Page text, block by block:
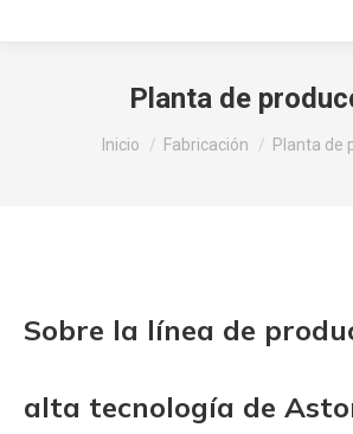
Planta de
Estás aquí:
Inicio Fabricación Planta de
Sobre la línea de
alta tecnología de